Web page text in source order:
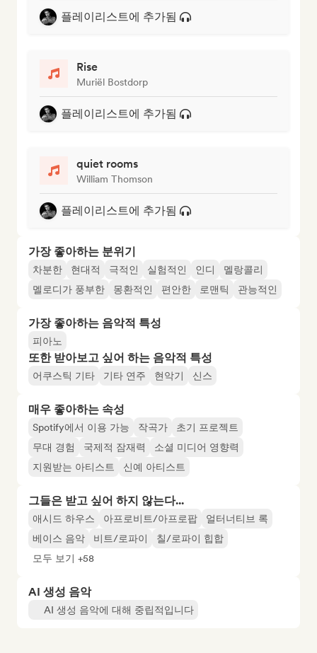
플레이리스트에 추가됨
Rise
Muriël Bostdorp
플레이리스트에 추가됨
quiet rooms
William Thomson
플레이리스트에 추가됨
가장 좋아하는 분위기
차분한 현대적 극적인 실험적인 인디
멜랑콜리
멜로디가 풍부한
몽환적인 편안한 로맨틱 관능적인
가장 좋아하는 음악적 특성
피아노
또한 받아보고 싶어 하는 음악적 특성
어쿠스틱 기타 기타 연주 현악기 신스
매우 좋아하는 속성
Spotify에서 이용 가능 작곡가
초기 프로젝트
무대 경험
국제적 잠재력
소셜 미디어 영향력
지원받는 아티스트
신예 아티스트
그들은 받고 싶어 하지 않는다...
애시드 하우스 아프로비트/아프로팝
얼터너티브 록
베이스 음악
비트/로파이
칠/로파이 힙합
모두 보기 +58
AI 생성 음악
AI 생성 음악에 대해 중립적입니다